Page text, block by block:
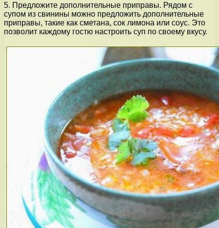
5. Предложите дополнительные приправы. Рядом с
супом из свинины можно предложить дополнительные
приправы, такие как сметана, сок лимона или соус. Это
позволит каждому гостю настроить суп по своему вкусу.